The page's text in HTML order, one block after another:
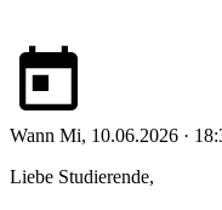
Wann Mi, 10.06.2026 ·
Liebe Studierende,